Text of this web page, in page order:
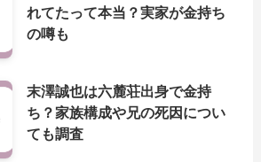
れてたって本当？実家が金持ち
の噂も
末澤誠也は六麓荘出身で金持
ち？家族構成や兄の死因につい
ても調査